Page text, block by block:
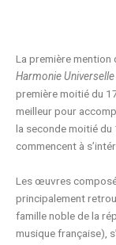
La première mention
Harmonie Universelle
première moitié du
meilleur pour
la seconde moitié du
commencent à
Les œuvres
principalement
famille noble de la
musique française),